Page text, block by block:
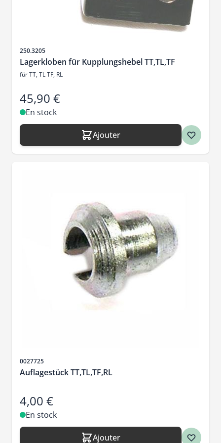
SKU
250.3205
Lagerkloben für Kupplungshebel TT,TL,TF
für TT, TL TF, RL
45,90 €
En stock
Ajouter
SKU
0027725
Auflagestück TT,TL,TF,RL
4,00 €
En stock
Ajouter